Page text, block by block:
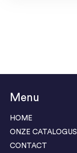
Menu
HOME
ONZE CATALOGUS
CONTACT